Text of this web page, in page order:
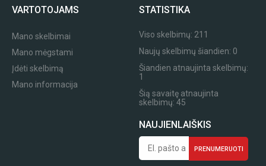
VARTOTOJAMS
Mano skelbimai
Mano mėgstami
Įdėti skelbimą
Mano informacija
STATISTIKA
Viso skelbimų: 211
Naujų skelbimų šiandien: 0
Šiandien atnaujinta skelbimų:
1
Šią savaitę atnaujinta
skelbimų: 45
NAUJIENLAIŠKIS
PRENUMERUOTI